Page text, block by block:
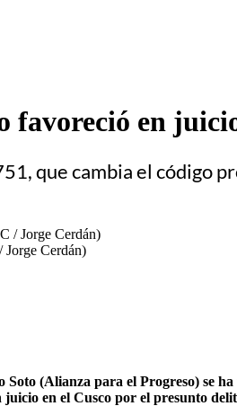
favoreció en
que cambia el código
Jorge Cerdán)
(Alianza para el Progreso) se
en el Cusco por el presunto